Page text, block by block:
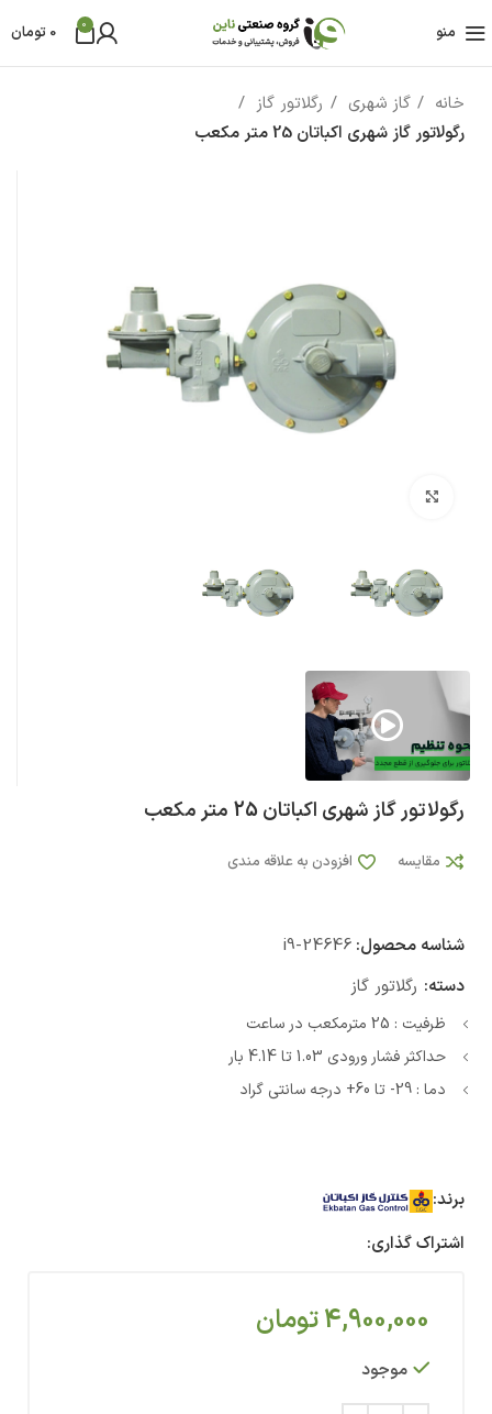
منو 0
0 تومان
خانه گاز شهری
رگلاتور گاز
رگولاتور گاز شهری اکباتان 25 متر مکعب
رگولاتور گاز شهری اکباتان 25 متر مکعب
مقایسه افزودن به علاقه مندی
شناسه محصول: i9-24646
دسته: رگلاتور گاز
ظرفیت : 25 مترمکعب در ساعت
حداکثر فشار ورودی 1.03 تا 4.14 بار
دما : 29- تا 60+ درجه سانتی گراد
برند:
اشتراک گذاری:
4,900,000تومان
موجود